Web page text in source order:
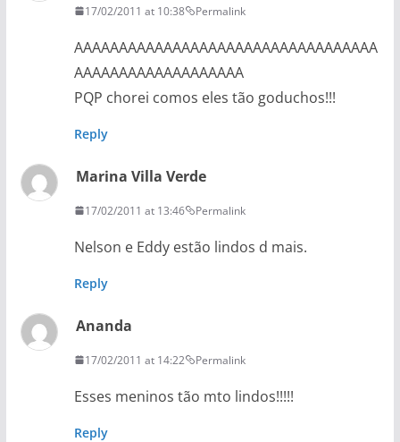
17/02/2011 at 10:38 Permalink
AAAAAAAAAAAAAAAAAAAAAAAAAAAAAAAAAA
AAAAAAAAAAAAAAAAAAA
PQP chorei comos eles tão goduchos!!!
Reply
Marina Villa Verde
17/02/2011 at 13:46 Permalink
Nelson e Eddy estão lindos d mais.
Reply
Ananda
17/02/2011 at 14:22 Permalink
Esses meninos tão mto lindos!!!!!
Reply